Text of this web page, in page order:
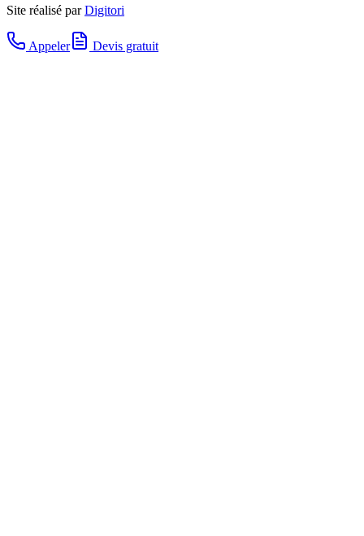
Site réalisé par Digitori
Appeler Devis gratuit